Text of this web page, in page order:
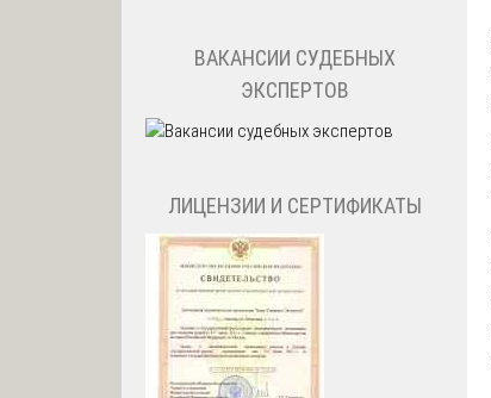
ВАКАНСИИ СУДЕБНЫХ
ЭКСПЕРТОВ
ЛИЦЕНЗИИ И СЕРТИФИКАТЫ